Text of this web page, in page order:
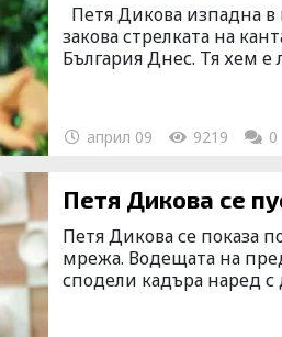
Петя Дикова изпадна в
закова стрелката на
България Днес. Тя хем е
април 09 9219 0
Петя Дикова се
Петя Дикова се показа
мрежа. Водещата на
сподели кадъра наред с